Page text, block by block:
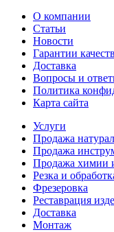
О компании
Статьи
Новости
Гарантии
Доставка
Вопросы и
Политика
Карта сайта
Услуги
Продажа
Продажа
Продажа химии
Резка и
Фрезеровка
Реставрация
Доставка
Монтаж